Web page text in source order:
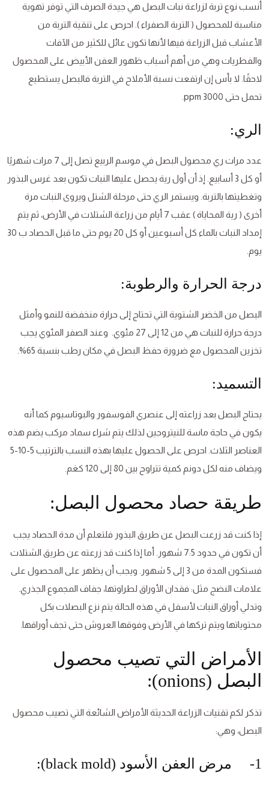
أنسب نوع تربة لزراعة نبات البصل هي جيدة الصرف التي توفر تهوية
مناسبة للمحصول ( التربة الصفراء ). احرص على تنقية التربة من
الأعشاب قبل الزراعة فيها لأنها تكون عائل للكثير من الآفات
والفطريات وهي من أهم أسباب ظهور العفن الأبيض على المحصول
لاحقًا. لا بأس إن ارتفعت نسبة الأملاح في التربة فالبصل يستطيع
تحمل حتى 3000 ppm.
الري:
عدد مرات ري محصول البصل في موسم الربيع تصل إلى 7 مرات شهريًا
أو كل 3 أسابيع. إذ أن أول رية يحصل عليها النبات تكون بعد غرس البذور
وتغطيتها بالتربة. ويستمر الري حتى مرحلة الشتل ويروى النبات مرة
أخرى ( رية المحاياة ) عقب 7 أيام من زراعة الشتلات في الأرض، ثم يتم
إمداد النبات بالماء كل أسبوعين أو كل 20 يوم حتى ما قبل الحصاد ب 30
يوم.
درجة الحرارة والرطوبة:
البصل من الخضر الشتوية التي تحتاج إلى حرارة منخفضة للنمو وأمثل
درجة حرارة للنبات هي من 12 إلى 27 مئوي. وعند الصفر المئوي يجب
تخزين المحصول مع ضرورة حفظ البصل في مكان رطب بنسبة 65%.
التسميد:
يحتاج البصل بعد زراعته إلى عنصري الفوسفور والبوتاسيوم كما أنه
يكون في حاجة ماسة للنيتروجين لذلك يتم شراء سماد مركب يضم هذه
العناصر الثلاث. احرص على الحصول عليها بهذه النسب بالترتيب 5-10-5
ويضاف منه لكل دونم كمية تتراوح بين 80 إلى 120 كغم.
طريقة حصاد محصول البصل:
إذا كنت قد زرعت البصل عن طريق البذور فلتعلم أن مدة الحصاد يجب
أن تكون في حدود 7:5 شهور. أما إذا كنت قد زرعته عن طريق الشتلات
فستكون المدة من 3 إلى 5 شهور. ويجب أن يظهر على المحصول على
علامات النضج مثل: فقدان الأوراق لطراوتها، جفاف المجموع الجذري.
وتدلي أوراق النبات لأسفل في هذه الحالة يتم نزع البصلات بكل
محتوياتها ويتم تركها في الأرض وفوقها العروش حتى تجف أوراقها.
الأمراض التي تصيب محصول
البصل (onions):
تذكر لكم تقنيات الزراعة الحديثة الأمراض الشائعة التي تصيب محصول
البصل، وهي:
1- مرض العفن الأسود (black mold):